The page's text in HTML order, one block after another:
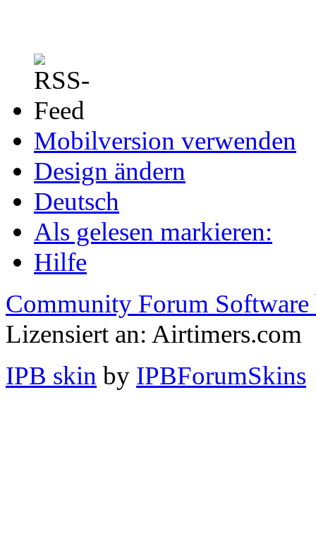
Mobilversion verwenden
Design ändern
Deutsch
Als gelesen markieren:
Hilfe
Community Forum Software
Lizensiert an: Airtimers.com
IPB skin by IPBForumSkins